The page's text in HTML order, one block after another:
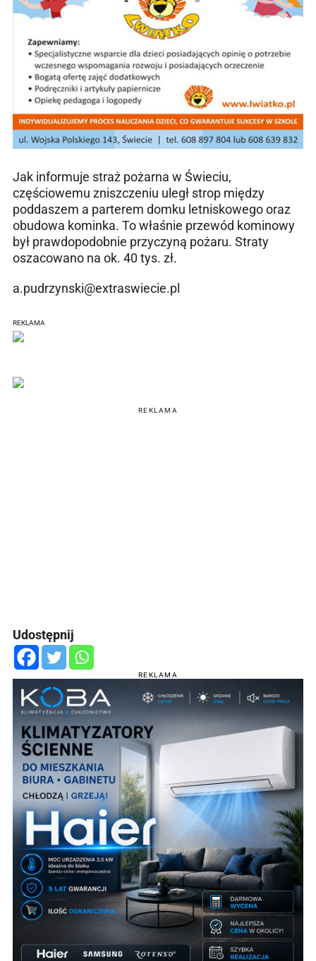
Jak informuje straż pożarna w Świeciu,
częściowemu zniszczeniu uległ strop między
poddaszem a parterem domku letniskowego oraz
obudowa kominka. To właśnie przewód kominowy
był prawdopodobnie przyczyną pożaru. Straty
oszacowano na ok. 40 tys. zł.
a.pudrzynski@extraswiecie.pl
REKLAMA
REKLAMA
Udostępnij
REKLAMA